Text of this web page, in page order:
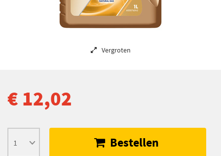
Vergroten
€ 12,02
Bestellen